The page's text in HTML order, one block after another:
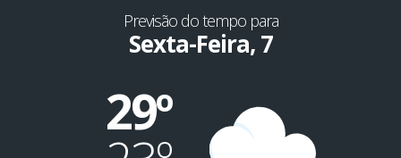
Previsão do tempo para
Sexta-Feira, 7
29º